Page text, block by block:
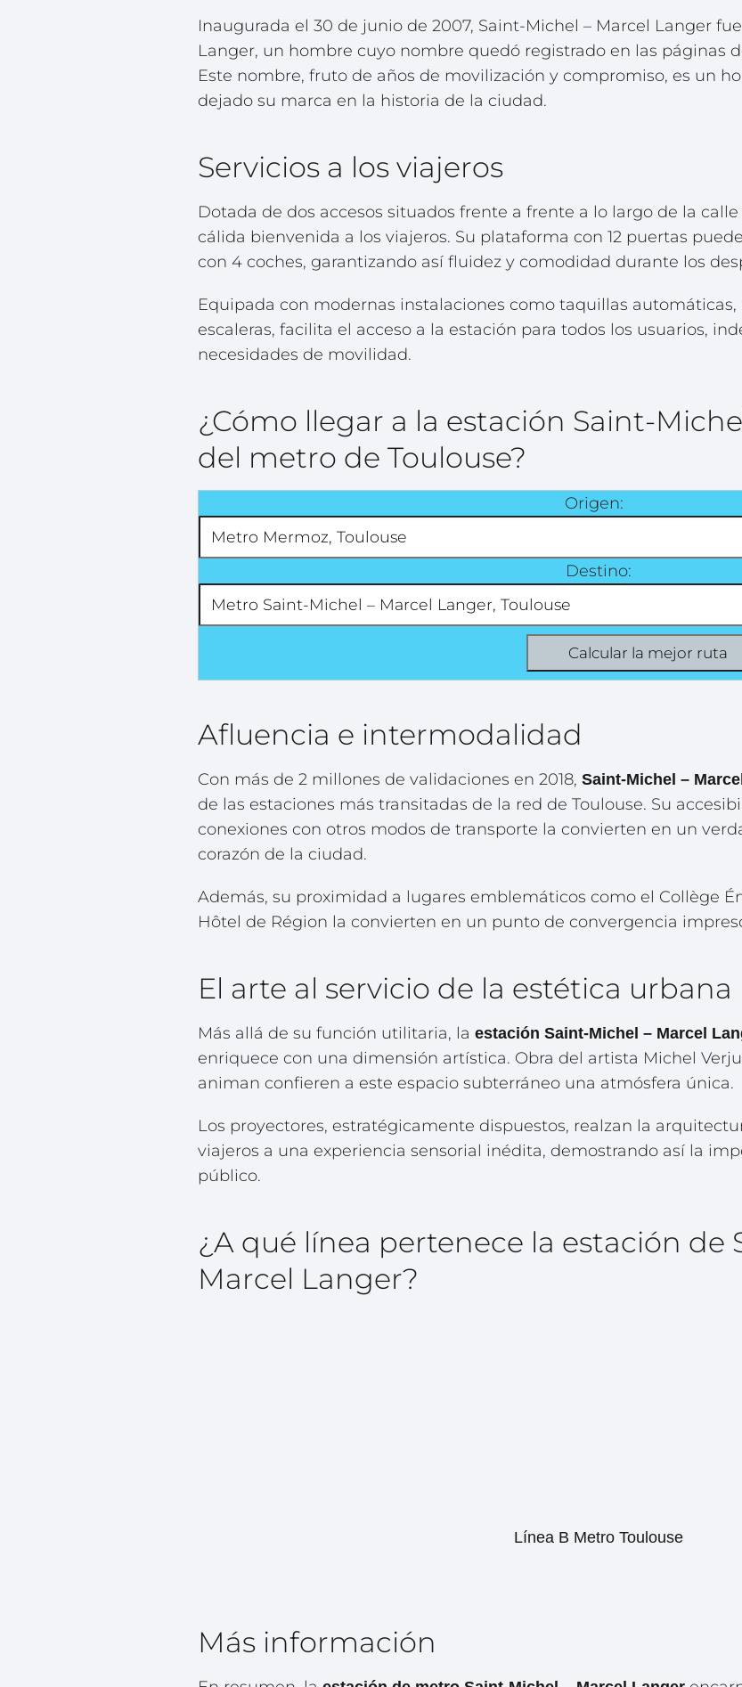
Inaugurada el 30 de junio de 2007, Saint-Michel – Marcel Langer
Langer, un hombre cuyo nombre quedó registrado en las páginas
Este nombre, fruto de años de movilización y compromiso, es un
dejado su marca en la historia de la ciudad.
Servicios a los viajeros
Dotada de dos accesos situados frente a frente a lo largo de la
cálida bienvenida a los viajeros. Su plataforma con 12 puertas
con 4 coches, garantizando así fluidez y comodidad durante los
Equipada con modernas instalaciones como taquillas automáticas,
escaleras, facilita el acceso a la estación para todos los usuarios,
necesidades de movilidad.
¿Cómo llegar a la estación Saint-
del metro de Toulouse?
Origen:
Destino:
Afluencia e intermodalidad
Con más de 2 millones de validaciones en 2018, Saint-Michel –
de las estaciones más transitadas de la red de Toulouse. Su
conexiones con otros modos de transporte la convierten en un
corazón de la ciudad.
Además, su proximidad a lugares emblemáticos como el Collège
Hôtel de Région la convierten en un punto de convergencia
El arte al servicio de la estética urbana
Más allá de su función utilitaria, la estación Saint-Michel – Marcel
enriquece con una dimensión artística. Obra del artista Michel
animan confieren a este espacio subterráneo una atmósfera única.
Los proyectores, estratégicamente dispuestos, realzan la
viajeros a una experiencia sensorial inédita, demostrando así la
público.
¿A qué línea pertenece la estación de
Marcel Langer?
Línea B Metro Toulouse
Más información